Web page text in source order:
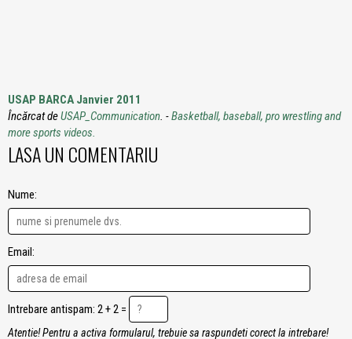
USAP BARCA Janvier 2011
Încărcat deUSAP_Communication. -Basketball, baseball, pro wrestling and
more sports videos.
LASA UN COMENTARIU
Nume:
Email:
Intrebare antispam: 2 + 2 =
Atentie! Pentru a activa formularul, trebuie sa raspundeti corect la intrebare!